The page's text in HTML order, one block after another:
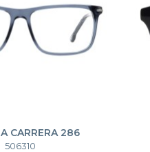
CARRERA 286
506310